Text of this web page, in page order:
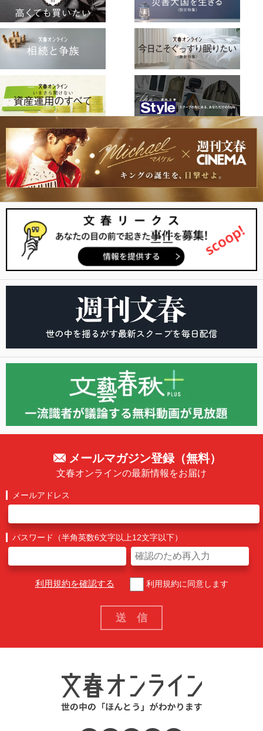
メールマガジン登録（無料）
文春オンラインの最新情報をお届け
メールアドレス
パスワード（半角英数6文字以上12文字以下）
利用規約を確認する 利用規約に同意します